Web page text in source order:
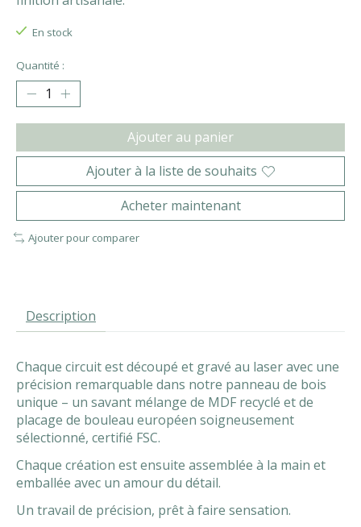
En stock
Quantité :
Ajouter au panier
Ajouter à la liste de souhaits
Acheter maintenant
Ajouter pour comparer
Description
Chaque circuit est découpé et gravé au laser avec une
précision remarquable dans notre panneau de bois
unique – un savant mélange de MDF recyclé et de
placage de bouleau européen soigneusement
sélectionné, certifié FSC.
Chaque création est ensuite assemblée à la main et
emballée avec un amour du détail.
Un travail de précision, prêt à faire sensation.